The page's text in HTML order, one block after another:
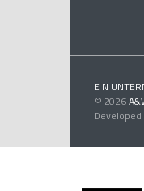
EIN
© 2026